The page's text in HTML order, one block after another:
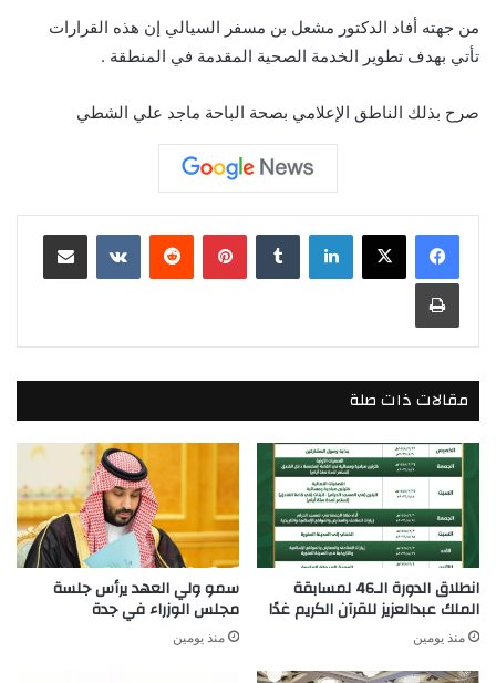
من جهته أفاد الدكتور مشعل بن مسفر السيالي إن هذه القرارات
تأتي بهدف تطوير الخدمة الصحية المقدمة في المنطقة .
صرح بذلك الناطق الإعلامي بصحة الباحة ماجد علي الشطي
لينكدإن بينتيريست مشاركة عبر البريد
طباعة
مقالات ذات صلة
انطلاق الدورة الـ46 لمسابقة
الملك عبدالعزيز للقرآن الكريم غدًا
منذ يومين
سمو ولي العهد يرأس جلسة
مجلس الوزراء في جدة
منذ يومين